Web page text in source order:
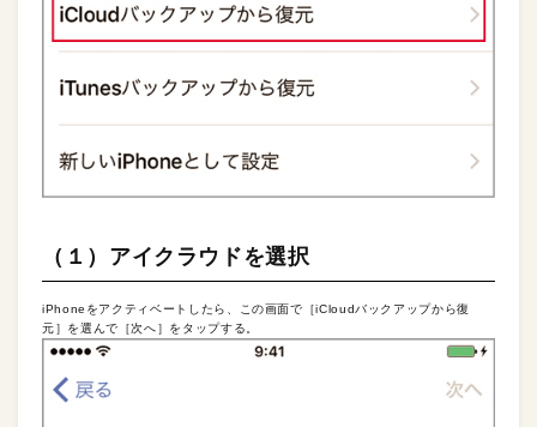
（１）アイクラウドを選択
iPhoneをアクティベートしたら、この画面で［iCloudバックアップから復
元］を選んで［次へ］をタップする。